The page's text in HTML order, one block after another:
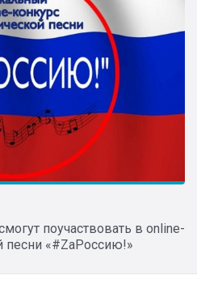
поучаствовать в online-
песни «#ZаРоссию!»